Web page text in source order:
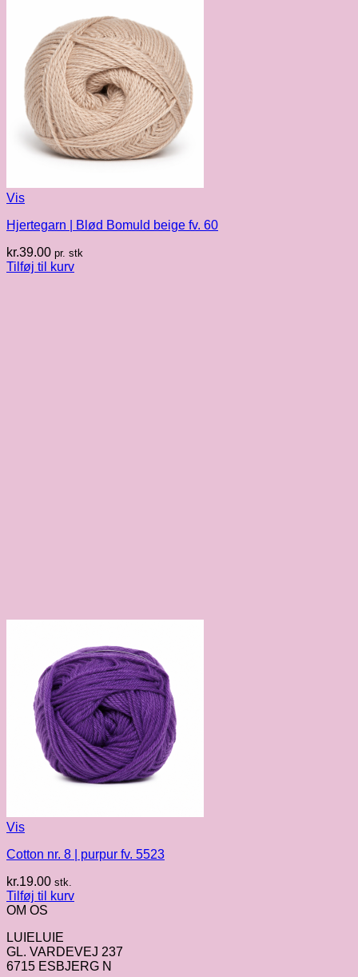
Vis
Hjertegarn | Blød Bomuld beige fv. 60
kr.39.00 pr. stk
Tilføj til kurv
Vis
Cotton nr. 8 | purpur fv. 5523
kr.19.00 stk.
Tilføj til kurv
OM OS
LUIELUIE
GL. VARDEVEJ 237
6715 ESBJERG N